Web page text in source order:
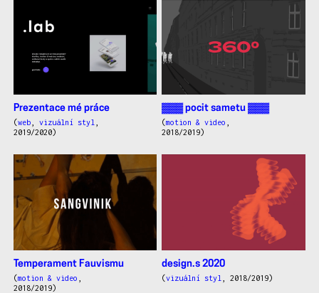
Prezentace mé práce
(web, vizuální styl
2019/2020)
▓▓▓ pocit sametu ▓▓▓
(motion & video
2018/2019)
Temperament Fauvismu
(motion & video
2018/2019)
design.s 2020
(vizuální styl , 2018/2019)